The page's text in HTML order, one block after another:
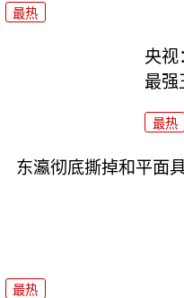
最热
央视
最强
最热
东瀛彻底撕掉和平面
最热